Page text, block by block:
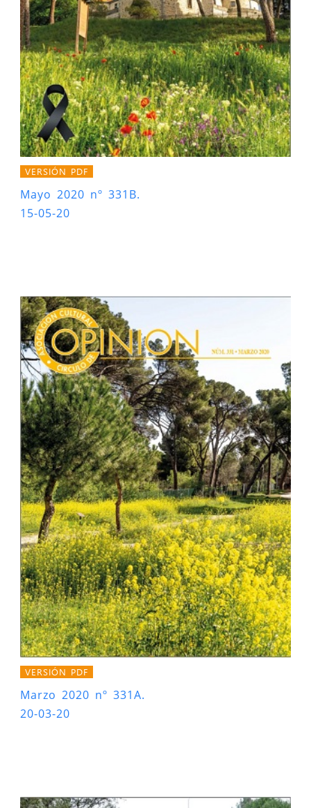
VERSIÓN PDF
Mayo 2020 nº 331B.
15-05-20
VERSIÓN PDF
Marzo 2020 nº 331A.
20-03-20